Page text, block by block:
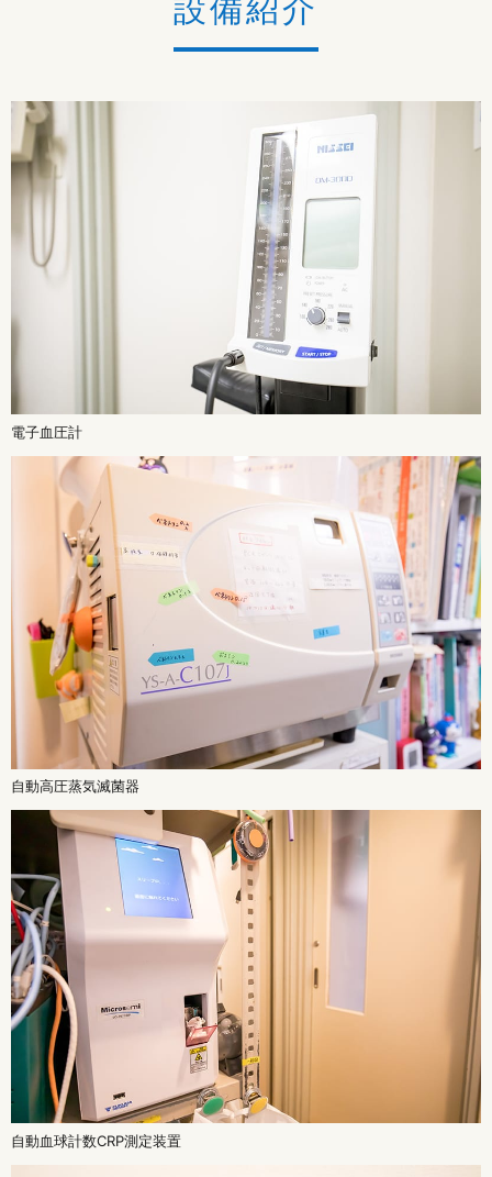
設備紹介
電子血圧計
自動高圧蒸気滅菌器
自動血球計数CRP測定装置